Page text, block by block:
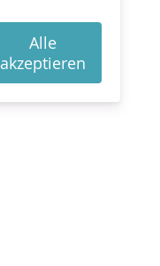
Alle
akzeptieren